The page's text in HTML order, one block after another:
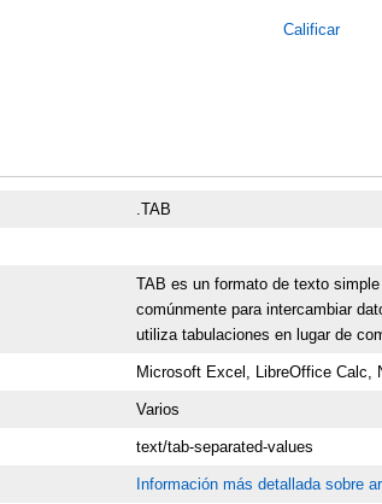
Calificar
.TAB
TAB es un formato de texto
comúnmente para intercambiar
utiliza tabulaciones en lugar de
Microsoft Excel, LibreOffice Calc,
Varios
text/tab-separated-values
Información más detallada sobre